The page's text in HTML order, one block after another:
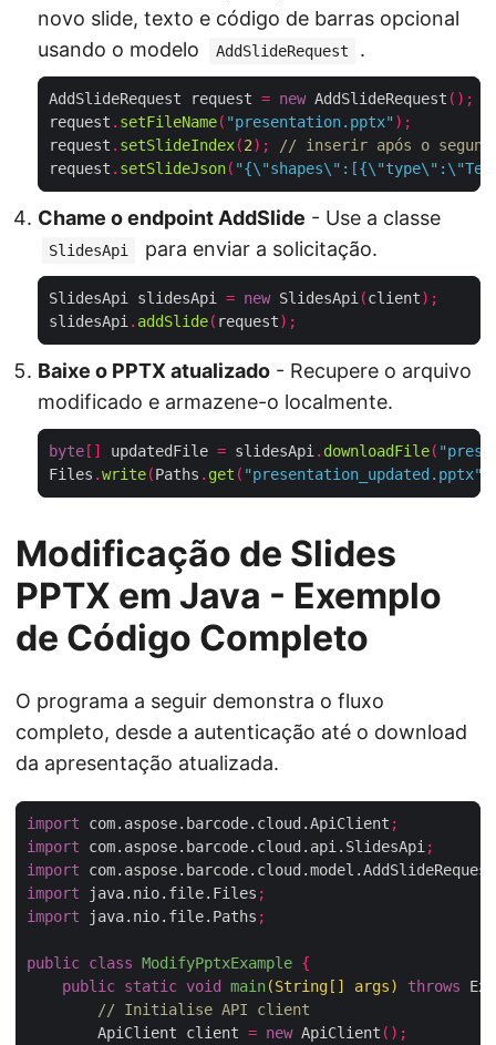
novo slide, texto e código de barras opcional
usando o modelo
AddSlideRequest .
AddSlideRequest request = new AddSlideRequest ();
request . setFileName( "presentation.pptx" );
request . setSlideIndex(2);
// inserir após o
request . setSlideJson(
Chame o endpoint AddSlide - Use a classe
SlidesApi para enviar a solicitação.
SlidesApi slidesApi = new SlidesApi (client);
slidesApi . addSlide( request);
Baixe o PPTX atualizado - Recupere o arquivo
modificado e armazene-o localmente.
byte [] updatedFile = slidesApi . downloadFile(
Files .write(Paths . get ( "presentation_updated.pptx"
Modificação de Slides
PPTX em Java - Exemplo
de Código Completo
O programa a seguir demonstra o fluxo
completo, desde a autenticação até o download
da apresentação atualizada.
import com.aspose.barcode.cloud.ApiClient ;
import com.aspose.barcode.cloud.api.SlidesApi ;
import com.aspose.barcode.cloud.model.AddSlideRequest
import java.nio.file.Files ;
import java.nio.file.Paths ;
public class ModifyPptxExample {
public static void main(String [] args) throws
// Initialise API client
        ApiClient client
= new ApiClient ();